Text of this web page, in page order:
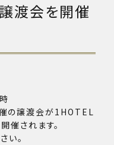
渡会を開催
の譲渡会が1HOTEL
催されます。
い。